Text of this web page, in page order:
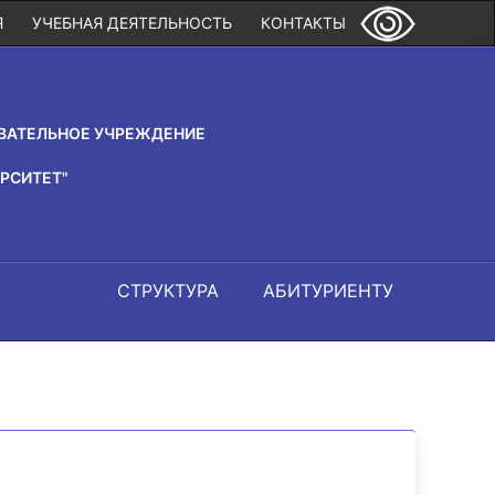
КОНТАКТЫ
УЧЕБНАЯ ДЕЯТЕЛЬНОСТЬ
УЧРЕЖДЕНИЕ
СТРУКТУРА АБИТУРИЕНТУ